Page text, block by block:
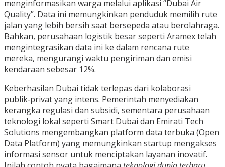
menginformasikan warga melalui aplikasi “Dubai Air
Quality”. Data ini memungkinkan penduduk memilih rute
jalan yang lebih bersih saat bersepeda atau berolahraga.
Bahkan, perusahaan logistik besar seperti Aramex telah
mengintegrasikan data ini ke dalam rencana rute
mereka, mengurangi waktu pengiriman dan emisi
kendaraan sebesar 12%.
Keberhasilan Dubai tidak terlepas dari kolaborasi
publik‑privat yang intens. Pemerintah menyediakan
kerangka regulasi dan subsidi, sementara perusahaan
teknologi lokal seperti Smart Dubai dan Emirati Tech
Solutions mengembangkan platform data terbuka (Open
Data Platform) yang memungkinkan startup mengakses
informasi sensor untuk menciptakan layanan inovatif.